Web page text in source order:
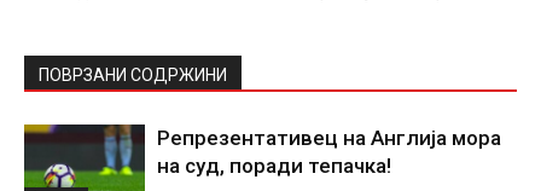
ПОВРЗАНИ СОДРЖИНИ
Репрезентативец на Англија мора
на суд, поради тепачка!